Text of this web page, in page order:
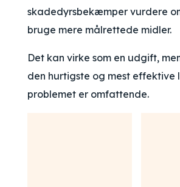
skadedyrsbekæmper vurdere
bruge mere målrettede midler.
Det kan virke som en udgift,
den hurtigste og mest effektive
problemet er omfattende.